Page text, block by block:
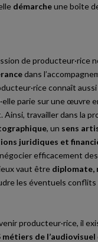
démarcheune boîte
de producteur·rice
dans
connaît
parie sur une œuvre
Ainsi, travailler dans la
, un sens
juridiques et
efficacement
vaut être diplomate,
les éventuels conflits
producteur·rice, il
métiers de l’audiovisuel